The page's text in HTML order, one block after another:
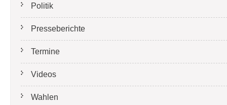
Politik
Presseberichte
Termine
Videos
Wahlen